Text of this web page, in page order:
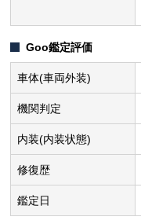
Goo鑑定評価
車体(車両外装)
機関判定
内装(内装状態)
修復歴
鑑定日